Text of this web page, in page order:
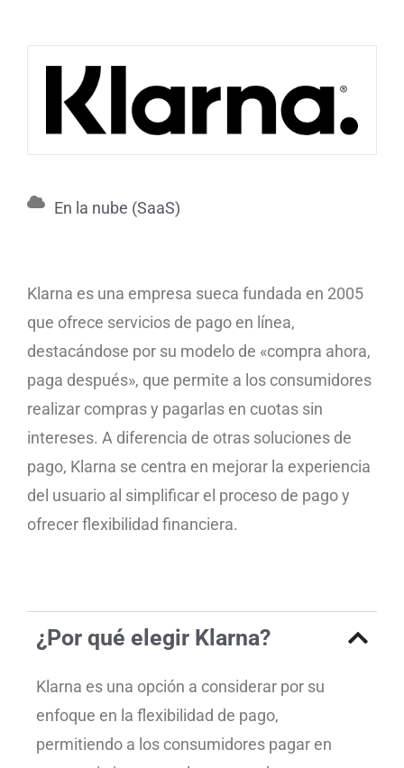
En la nube (SaaS)
Klarna es una empresa sueca fundada en 2005
que ofrece servicios de pago en línea,
destacándose por su modelo de «compra ahora,
paga después», que permite a los consumidores
realizar compras y pagarlas en cuotas sin
intereses. A diferencia de otras soluciones de
pago, Klarna se centra en mejorar la experiencia
del usuario al simplificar el proceso de pago y
ofrecer flexibilidad financiera.
¿Por qué elegir Klarna?
Klarna es una opción a considerar por su
enfoque en la flexibilidad de pago,
permitiendo a los consumidores pagar en